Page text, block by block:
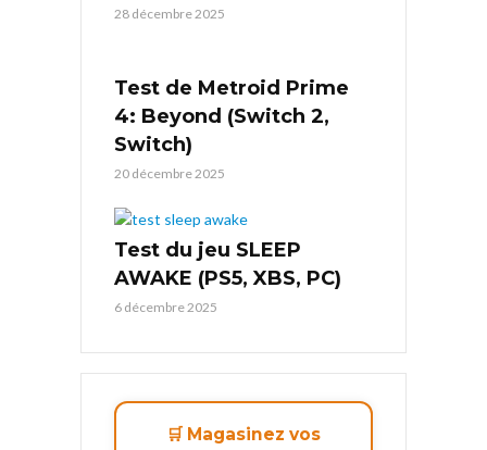
28 décembre 2025
Test de Metroid Prime
4: Beyond (Switch 2,
Switch)
20 décembre 2025
Test du jeu SLEEP
AWAKE (PS5, XBS, PC)
6 décembre 2025
🛒 Magasinez vos